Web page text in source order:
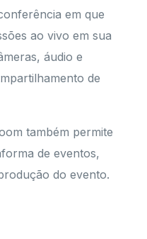
em que
ao vivo em sua
áudio e
de
também permite
de eventos,
do evento.